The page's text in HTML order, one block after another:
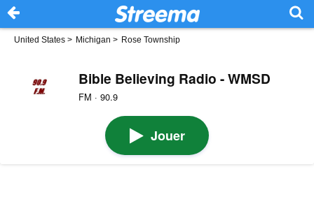
United States > Michigan > Rose Township
Bible Believing Radio - WMSD
FM · 90.9
Jouer